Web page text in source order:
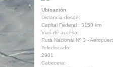
Ubicación
Distancia desde:
Capital Federal : 3150 km
Vias de acceso:
Ruta Nacional Nº 3 -
Telediscado:
2901
Cabecera: